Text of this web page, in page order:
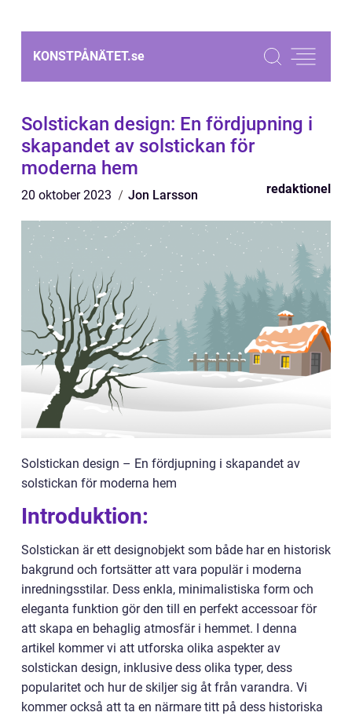
KONSTPÅNÄTET.se
Solstickan design: En fördjupning i
skapandet av solstickan för
moderna hem
20 oktober 2023 Jon Larsson redaktionel
Solstickan design – En fördjupning i skapandet av
solstickan för moderna hem
Introduktion:
Solstickan är ett designobjekt som både har en historisk
bakgrund och fortsätter att vara populär i moderna
inredningsstilar. Dess enkla, minimalistiska form och
eleganta funktion gör den till en perfekt accessoar för
att skapa en behaglig atmosfär i hemmet. I denna
artikel kommer vi att utforska olika aspekter av
solstickan design, inklusive dess olika typer, dess
popularitet och hur de skiljer sig åt från varandra. Vi
kommer också att ta en närmare titt på dess historiska